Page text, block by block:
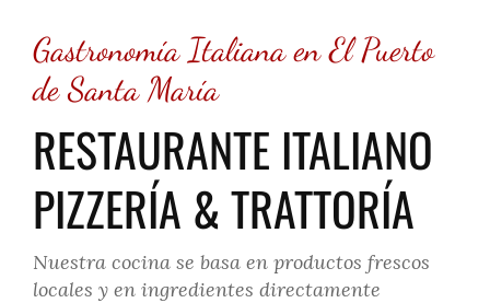
Gastronomía Italiana en El Puerto
de Santa María
RESTAURANTE ITALIANO
PIZZERÍA & TRATTORÍA
Nuestra cocina se basa en productos frescos
locales y en ingredientes directamente